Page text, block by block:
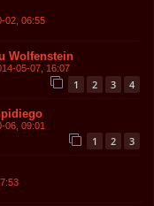
02, 06:55
Wolfenstein
05-07, 16:07
1 2 3 4
06, 09:01
1 2 3